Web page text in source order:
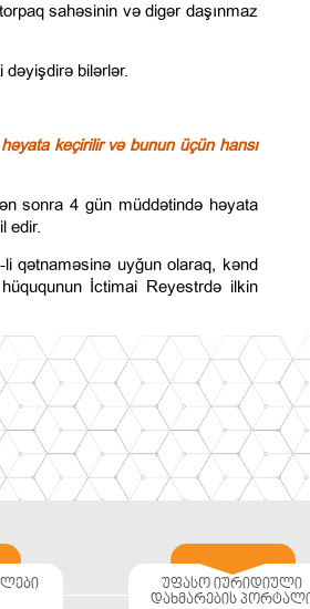
sahəsinin və digər daşınmaz
dəyişdirə bilərlər.
keçirilir və bunun üçün hansı
sonra 4 gün müddətində həyata
edir.
qətnaməsinə uyğun olaraq, kənd
İctimai Reyestrdə ilkin
უფასო იურიდიული
დახმარების